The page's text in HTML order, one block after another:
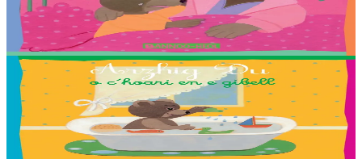
Troet gant : Adélie, Antonin, Baptiste, Estelle, Gael, Lena, Rieulle,
Roxanne ha Steven Ollivier.
Er stok2,03 €
2 vloaz hag ouzhpenn
Bannoù-heol
Arzhig Du o c’hoari en e gibell
Troet gant : Malo, Sara, Loane, Thomas et Jakez-Erwan Mouton.